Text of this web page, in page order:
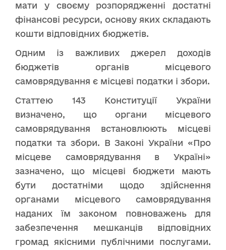
мати у своєму розпорядженні достатні
фінансові ресурси, основу яких складають
кошти відповідних бюджетів.
Одним із важливих джерел доходів
бюджетів органів місцевого
самоврядування є місцеві податки і збори.
Статтею 143 Конституції України
визначено, що органи місцевого
самоврядування встановлюють місцеві
податки та збори. В Законі України «Про
місцеве самоврядування в Україні»
зазначено, що місцеві бюджети мають
бути достатніми щодо здійснення
органами місцевого самоврядування
наданих їм законом повноважень для
забезпечення мешканців відповідних
громад якісними публічними послугами.